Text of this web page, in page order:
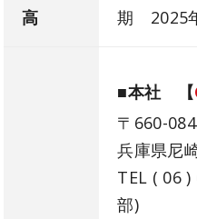
高
期 2025
■本社 【
〒660-
兵庫県尼
TEL ( 06
部)